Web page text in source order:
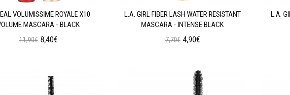
VOLUMISSIME ROYALE X10
MASCARA - BLACK
11,90€ 8,40€
L.A. GIRL FIBER LASH WATER RESISTANT
MASCARA - INTENSE BLACK
7,70€ 4,90€
L.A.